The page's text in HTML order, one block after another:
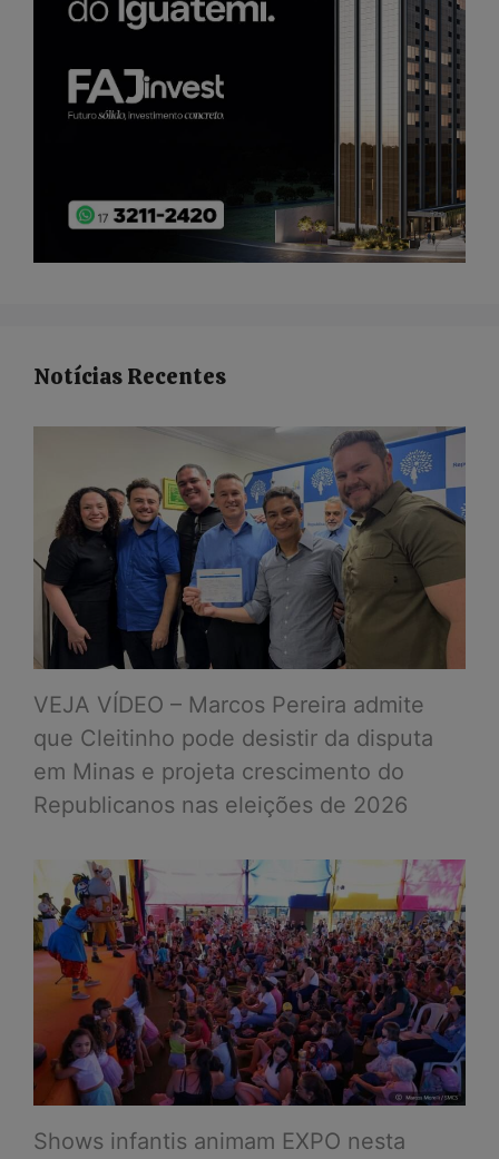
Notícias Recentes
VEJA VÍDEO – Marcos Pereira admite
que Cleitinho pode desistir da disputa
em Minas e projeta crescimento do
Republicanos nas eleições de 2026
Shows infantis animam EXPO nesta